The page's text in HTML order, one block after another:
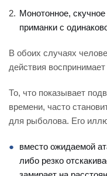
Монотонное,
приманки с
В обоих случаях
действия
То, что показывает
времени, часто
для рыболова. Его
вместо ожидаемой
либо резко